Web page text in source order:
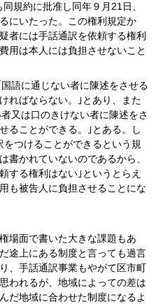
規約に批准し同年９月21日、
にいたった。この権利規定か
者には手話通訳を依頼する権利
用は本人には負担させないこと
語に通じない者に陳述をさせる
ればならない。｣とあり、また
又は口のきけない者に陳述をさ
ることができる。｣とある。し
つけることができるという規
書かれていないのであるから、
する権利はない｣というとらえ
も被告人に負担させることにな
場面で書いた大きな課題もあ
途上にある制度と言っても過言
、手話通訳事業もやがて区市町
われるが、地域によっての差は
だ地域に合わせた制度になるよ